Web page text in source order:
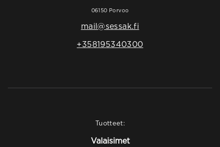
06150 Porvoo
mail@sessak.fi
+358195340300
Tuotteet:
Valaisimet